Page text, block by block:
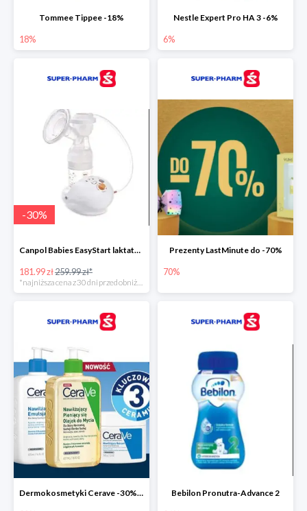
Tommee Tippee -18%
18%
Nestle Expert Pro HA 3 -6%
6%
-30%
Canpol Babies EasyStart laktator elektryczny
181.99 zł259.99 zł*
*najniższa cena z 30 dni przed obniżką
Prezenty LastMinute do -70%
70%
Dermokosmetyki Cerave -30% cała seria Bebilon Pronutra-Advance 2